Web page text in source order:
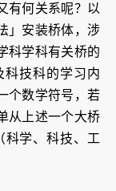
有何关系呢？以
」安装桥体，涉
科学科有关桥的
技科的学习内
个数学符号，若
从上述一个大桥
科学、科技、工